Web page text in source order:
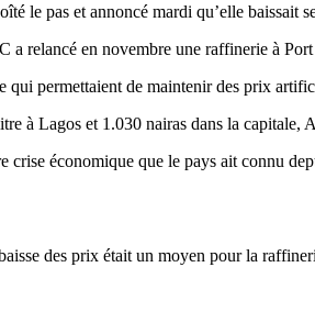
le pas et annoncé mardi qu’elle baissait
relancé en novembre une raffinerie à
permettaient de maintenir des prix
à Lagos et 1.030 nairas dans la capitale,
économique que le pays ait connu
des prix était un moyen pour la